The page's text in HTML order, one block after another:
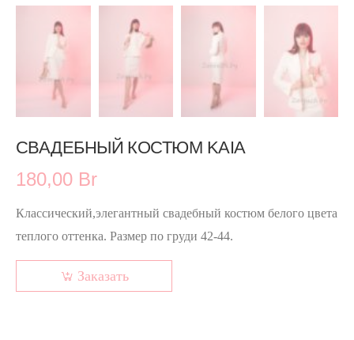
СВАДЕБНЫЙ КОСТЮМ KAIA
180,00 Br
Классический,элегантный свадебный костюм белого цвета
теплого оттенка. Размер по груди 42-44.
Заказать